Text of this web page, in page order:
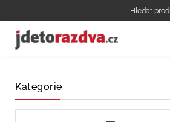
Kategorie